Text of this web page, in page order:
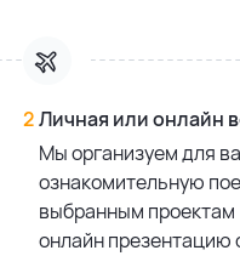
2Личная или онлайн
Мы организуем для
ознакомительную
выбранным проектам
онлайн презентацию